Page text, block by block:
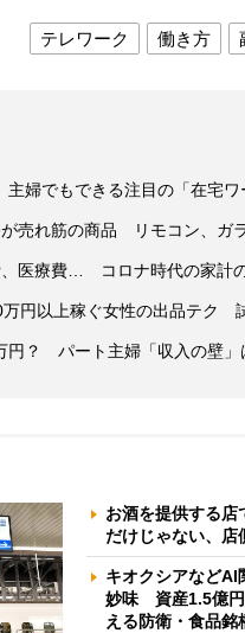
テレワーク 働き方
婦でもできる注目の「在宅ワ
が売れ筋の商品 リモコン、ガ
、医療費… コロナ時代の家計
万円以上稼ぐ女性の出品テク
？ パート主婦「収入の壁」
お酒を提供する
だけじゃない、店
キオクシアなどAI
妙味 資産1.5億円
える防衛・食品銘